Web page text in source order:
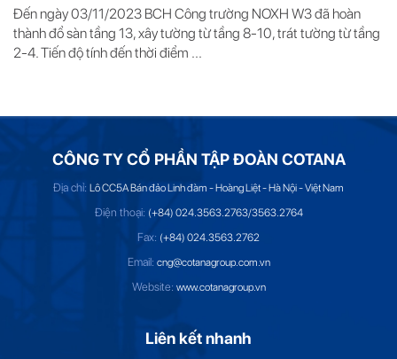
Đến ngày 03/11/2023 BCH Công trường NOXH W3 đã hoàn
thành đổ sàn tầng 13, xây tường từ tầng 8-10, trát tường từ tầng
2-4. Tiến độ tính đến thời điểm ...
CÔNG TY CỔ PHẦN TẬP ĐOÀN COTANA
Địa chỉ: Lô CC5A Bán đảo Linh đàm - Hoàng Liệt - Hà Nội - Việt Nam
Điện thoại: (+84) 024.3563.2763/3563.2764
Fax: (+84) 024.3563.2762
Email: cng@cotanagroup.com.vn
Website: www.cotanagroup.vn
Liên kết nhanh